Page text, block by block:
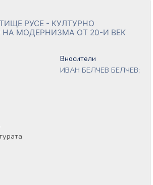
РУСЕ - КУЛТУРНО
НА МОДЕРНИЗМА ОТ 20-И ВЕК
Вносители
ИВАН БЕЛЧЕВ БЕЛЧЕВ;